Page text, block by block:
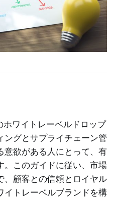
ワイトレーベルドロップ
ングとサプライチェーン管
意欲がある人にとって、有
。このガイドに従い、市場
、顧客との信頼とロイヤル
イトレーベルブランドを構